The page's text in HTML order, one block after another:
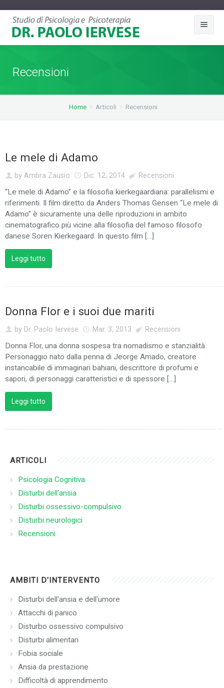
Approccio Clinico
Disturbi ossessivo-compulsivo
Disturbi neurologici
Recensioni
Recensioni
Home Articoli Recensioni
Le mele di Adamo
by Ambra Zausio Dic. 12, 2014 Recensioni
“Le mele di Adamo” e la filosofia kierkegaardiana: parallelismi e
riferimenti. Il film diretto da Anders Thomas Gensen “Le mele di
Adamo” è sicuramente una delle riproduzioni in ambito
cinematografico più vicine alla filosofia del famoso filosofo
danese Soren Kierkegaard. In questo film […]
Leggi tutto
Donna Flor e i suoi due mariti
by Dr. Paolo Iervese Mar. 3, 2013 Recensioni
Donna Flor, una donna sospesa tra nomadismo e stanzialità
Personaggio nato dalla penna di Jeorge Amado, creatore
instancabile di immaginari bahiani, descrittore di profumi e
sapori, di personaggi caratteristici e di spessore […]
Leggi tutto
ARTICOLI
Psicologia Cognitiva
Disturbi dell'ansia
Disturbi ossessivo-compulsivo
Disturbi neurologici
Recensioni
AMBITI D'INTERVENTO
Disturbi dell'ansia e dell'umore
Attacchi di panico
Disturbo ossessivo compulsivo
Disturbi alimentari
Fobia sociale
Ansia da prestazione
Difficoltà di apprendimento